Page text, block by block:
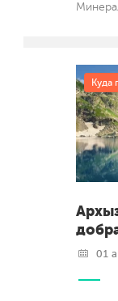
Куда
01